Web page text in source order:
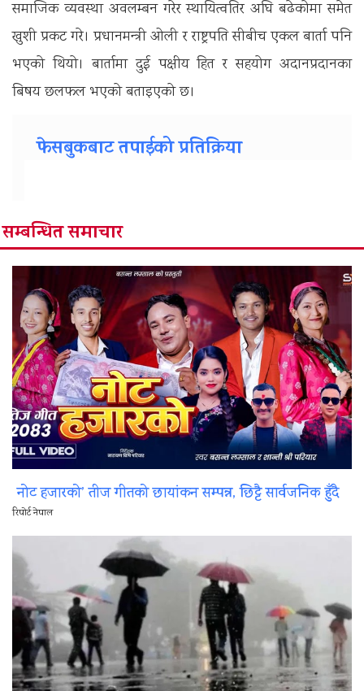
समाजिक व्यवस्था अवलम्बन गरेर स्थायित्वतिर अघि बढेकोमा समेत
खुशी प्रकट गरे। प्रधानमन्त्री ओली र राष्ट्रपति सीबीच एकल बार्ता पनि
भएको थियो। बार्तामा दुई पक्षीय हित र सहयोग अदानप्रदानका
बिषय छलफल भएको बताइएको छ।
फेसबुकबाट तपाईको प्रतिक्रिया
सम्बन्धित समाचार
नोट हजारको’ तीज गीतको छायांकन सम्पन्न, छिट्टै सार्वजनिक हुँदै
रिपोर्ट नेपाल